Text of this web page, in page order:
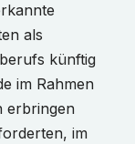
als
künftig
im Rahmen
erbringen
im